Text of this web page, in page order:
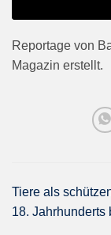
Reportage von
Magazin erstellt.
Tiere als
18. Jahrhunderts